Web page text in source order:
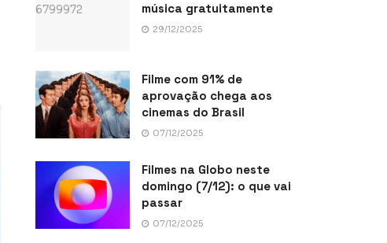
música gratuitamente
29/12/2025
Filme com 91% de
aprovação chega aos
cinemas do Brasil
07/12/2025
Filmes na Globo neste
domingo (7/12): o que vai
passar
07/12/2025